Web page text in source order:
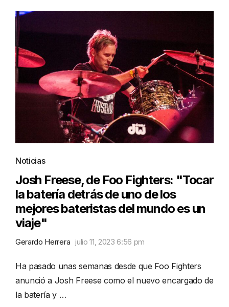
Noticias
Josh Freese, de Foo Fighters: "Tocar
la batería detrás de uno de los
mejores bateristas del mundo es un
viaje"
Gerardo Herrera julio 11, 2023 6:56 pm
Ha pasado unas semanas desde que Foo Fighters
anunció a Josh Freese como el nuevo encargado de
la batería y …